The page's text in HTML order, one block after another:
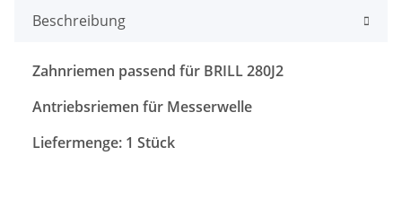
Beschreibung
Zahnriemen passend für BRILL 280J2
Antriebsriemen für Messerwelle
Liefermenge: 1 Stück